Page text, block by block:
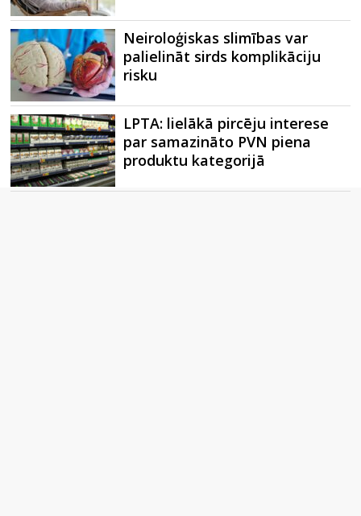
Neiroloģiskas slimības var
palielināt sirds komplikāciju
risku
LPTA: lielākā pircēju interese
par samazināto PVN piena
produktu kategorijā